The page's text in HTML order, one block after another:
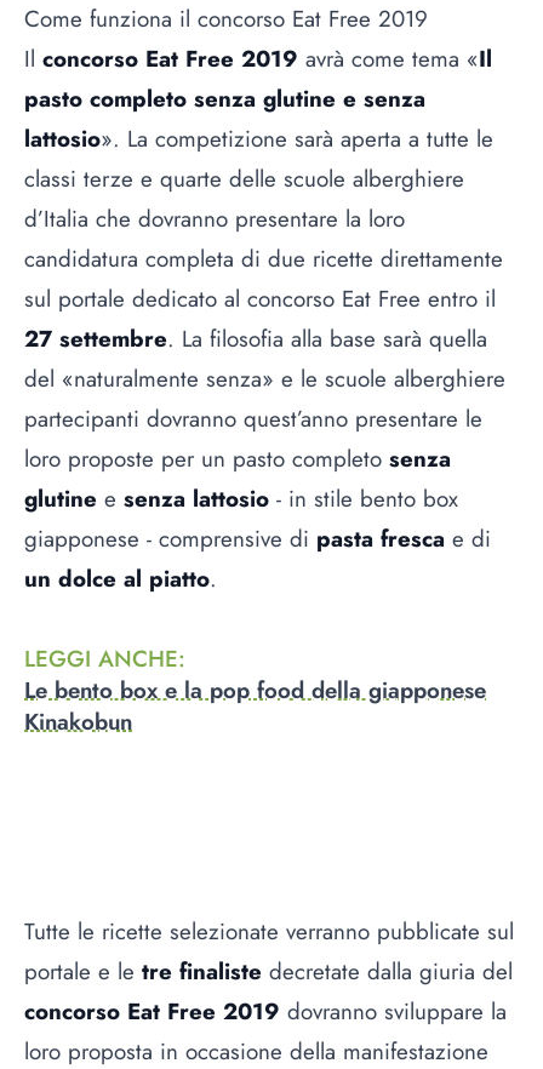
Come funziona il concorso Eat Free 2019
Il concorso Eat Free 2019 avrà come tema «Il
pasto completo senza glutine e senza
lattosio». La competizione sarà aperta a tutte le
classi terze e quarte delle scuole alberghiere
d’Italia che dovranno presentare la loro
candidatura completa di due ricette direttamente
sul portale dedicato al concorso Eat Free entro il
27 settembre. La filosofia alla base sarà quella
del «naturalmente senza» e le scuole alberghiere
partecipanti dovranno quest’anno presentare le
loro proposte per un pasto completo senza
glutine e senza lattosio - in stile bento box
giapponese - comprensive di pasta fresca e di
un dolce al piatto.
LEGGI ANCHE:
Le bento box e la pop food della giapponese
Kinakobun
Tutte le ricette selezionate verranno pubblicate sul
portale e le tre finaliste decretate dalla giuria del
concorso Eat Free 2019 dovranno sviluppare la
loro proposta in occasione della manifestazione